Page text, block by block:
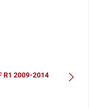
R1 2009-2014